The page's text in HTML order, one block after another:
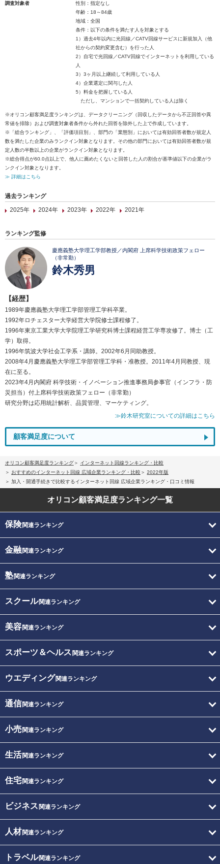
調査対象者
性別：指定なし
年齢：18～84歳
地域：全国
条件：以下の条件を満たす人を対象とする
1）過去4年以内に光回線／CATV回線サービスに新規加入（他
社からの契約変更含む）を行った人
2）自宅で光回線／CATV回線でインターネットを利用している
人
3）3ヶ月以上継続して利用している人
4）企業選定に関与した人
5）料金を把握している人
ただし、マンションで一括契約している人は除く
※オリコン顧客満足度ランキングは、データクリーニング（回収したデータから不正回答や異
常値を排除）および調査対象者条件から外れた回答を除外した上で作成しています。
※「総合ランキング」、「評価項目別」、部門の「業態別」においては有効回答者数が規定人
数を満たした企業のみランクイン対象となります。その他の部門においては有効回答者数が規
定人数の半数以上の企業がランクイン対象となります。
※総合得点が60.0点以上で、他人に薦めたくないと回答した人の割合が基準値以下の企業がラ
ンクイン対象となります。
≫ 詳細はこちら
過去ランキング
2025年
2024年 2023年 2022年 2021年
ランキング監修
慶應義塾大学理工学部教授／内閣府 上席科学技術政策フェロー
（非常勤）
鈴木秀男
【経歴】
1989年慶應義塾大学理工学部管理工学科卒業。
1992年ロチェスター大学経営大学院修士課程修了。
1996年東京工業大学大学院理工学研究科博士課程経営工学専攻修了。博士（工
学）取得。
1996年筑波大学社会工学系・講師。2002年6月同助教授。
2008年4月慶應義塾大学理工学部管理工学科・准教授。2011年4月同教授、現
在に至る。
2023年4月内閣府 科学技術・イノベーション推進事務局参事官（インフラ・防
災担当）付上席科学技術政策フェロー（非常勤）
研究分野は応用統計解析、品質管理、マーケティング。
≫鈴木研究室についての詳細はこちら
顧客満足度について
オリコン顧客満足度ランキング
インターネット回線ランキング・比較
おすすめのインターネット回線 広域企業ランキング・比較
2022年版
加入・開通手続きで比較するインターネット回線 広域企業ランキング・口コミ情報
オリコン顧客満足度ランキング一覧
保険関連ランキング
金融関連ランキング
塾関連ランキング
スクール関連ランキング
美容関連ランキング
スポーツ＆ヘルス 関連ランキング
ウエディング関連ランキング
通信関連ランキング
小売関連ランキング
生活関連ランキング
住宅関連ランキング
ビジネス 関連ランキング
人材関連ランキング
トラベル関連ランキング